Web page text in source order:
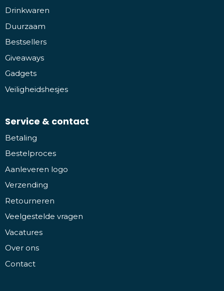
Drinkwaren
Duurzaam
Bestsellers
Giveaways
Gadgets
Veiligheidshesjes
Service & contact
Betaling
Bestelproces
Aanleveren logo
Verzending
Retourneren
Veelgestelde vragen
Vacatures
Over ons
Contact